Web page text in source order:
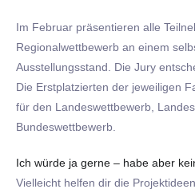
Im Februar präsentieren alle
Regionalwettbewerb an einem
Ausstellungsstand. Die Jury
Die Erstplatzierten der jeweiligen
für den Landeswettbewerb,
Bundeswettbewerb.
Ich würde ja gerne – habe aber
Vielleicht helfen dir die